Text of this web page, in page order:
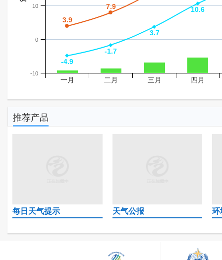
3.9
3.9
7.9
7.9
-4.9
-4.9
-1.7
-1.7
3.7
3.7
10.6
10.6
一月 二月 三月 四月
-10
0
10
推荐产品
每日天气提示 天气公报